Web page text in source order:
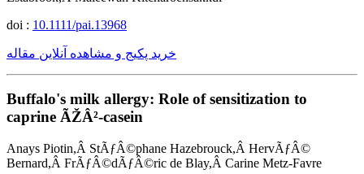
doi : 10.1111/pai.13968
خرید پکیج و مشاهده آنلاین مقاله
Buffalo's milk allergy: Role of sensitization to
caprine ÃŽÂ²-casein
Anays Piotin,Â StÃƒÂ©phane Hazebrouck,Â HervÃƒÂ©
Bernard,Â FrÃƒÂ©dÃƒÂ©ric de Blay,Â Carine Metz-Favre